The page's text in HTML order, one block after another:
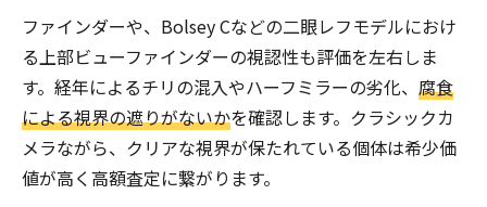
ファインダーや、Bolsey Cなどの二眼レフモデルにおけ
る上部ビューファインダーの視認性も評価を左右しま
す。経年によるチリの混入やハーフミラーの劣化、 腐食
による視界の遮りがないかを確認します。クラシックカ
メラながら、クリアな視界が保たれている個体は希少価
値が高く高額査定に繋がります。